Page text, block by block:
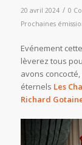
20 avril 2024 / 0
Prochaines
Evénement
lèverez tous
avons
éternels Les
Richard